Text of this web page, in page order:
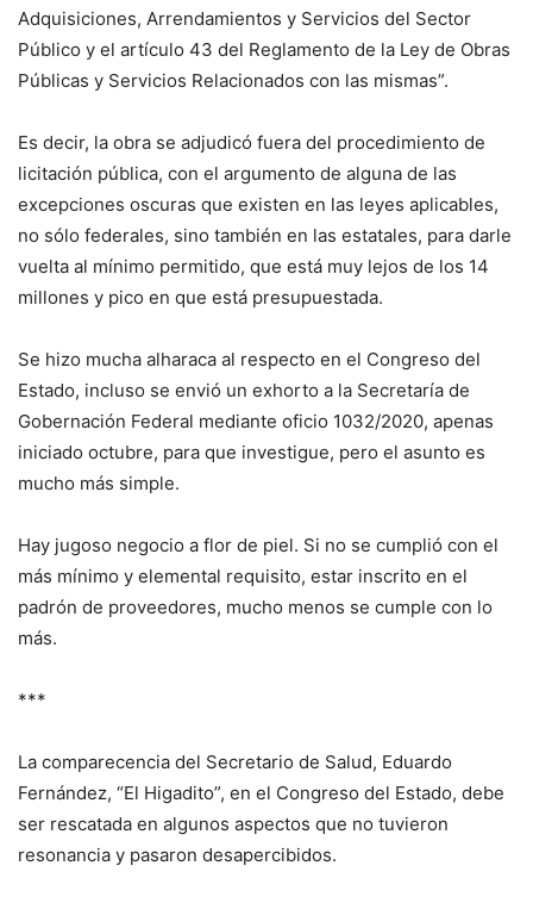
Adquisiciones, Arrendamientos y Servicios del Sector
Público y el artículo 43 del Reglamento de la Ley de Obras
Públicas y Servicios Relacionados con las mismas”.
Es decir, la obra se adjudicó fuera del procedimiento de
licitación pública, con el argumento de alguna de las
excepciones oscuras que existen en las leyes aplicables,
no sólo federales, sino también en las estatales, para darle
vuelta al mínimo permitido, que está muy lejos de los 14
millones y pico en que está presupuestada.
Se hizo mucha alharaca al respecto en el Congreso del
Estado, incluso se envió un exhorto a la Secretaría de
Gobernación Federal mediante oficio 1032/2020, apenas
iniciado octubre, para que investigue, pero el asunto es
mucho más simple.
Hay jugoso negocio a flor de piel. Si no se cumplió con el
más mínimo y elemental requisito, estar inscrito en el
padrón de proveedores, mucho menos se cumple con lo
más.
***
La comparecencia del Secretario de Salud, Eduardo
Fernández, “El Higadito”, en el Congreso del Estado, debe
ser rescatada en algunos aspectos que no tuvieron
resonancia y pasaron desapercibidos.